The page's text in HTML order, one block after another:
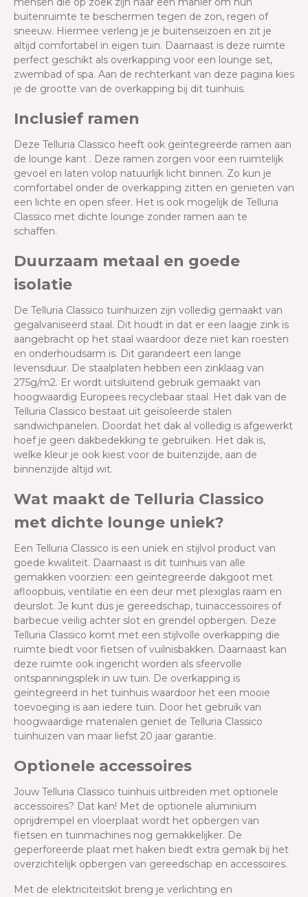
buitenruimte te beschermen tegen de zon, regen of
sneeuw. Hiermee verleng je je buitenseizoen en zit je
altijd comfortabel in eigen tuin. Daarnaast is deze ruimte
perfect geschikt als overkapping voor een lounge set,
zwembad of spa. Aan de rechterkant van deze pagina kies
je de grootte van de overkapping bij dit tuinhuis.
Inclusief ramen
Deze Telluria Classico heeft ook geïntegreerde ramen aan
de lounge kant . Deze ramen zorgen voor een ruimtelijk
gevoel en laten volop natuurlijk licht binnen. Zo kun je
comfortabel onder de overkapping zitten en genieten van
een lichte en open sfeer. Het is ook mogelijk de Telluria
Classico met dichte lounge zonder ramen aan te
schaffen.
Duurzaam metaal en goede
isolatie
De Telluria Classico tuinhuizen zijn volledig gemaakt van
gegalvaniseerd staal. Dit houdt in dat er een laagje zink is
aangebracht op het staal waardoor deze niet kan roesten
en onderhoudsarm is. Dit garandeert een lange
levensduur. De staalplaten hebben een zinklaag van
275g/m2. Er wordt uitsluitend gebruik gemaakt van
hoogwaardig Europees recyclebaar staal. Het dak van de
Telluria Classico bestaat uit geïsoleerde stalen
sandwichpanelen. Doordat het dak al volledig is afgewerkt
hoef je geen dakbedekking te gebruiken. Het dak is,
welke kleur je ook kiest voor de buitenzijde, aan de
binnenzijde altijd wit.
Wat maakt de Telluria Classico
met dichte lounge uniek?
Een Telluria Classico is een uniek en stijlvol product van
goede kwaliteit. Daarnaast is dit tuinhuis van alle
gemakken voorzien: een geïntegreerde dakgoot met
afloopbuis, ventilatie en een deur met plexiglas raam en
deurslot. Je kunt dus je gereedschap, tuinaccessoires of
barbecue veilig achter slot en grendel opbergen. Deze
Telluria Classico komt met een stijlvolle overkapping die
ruimte biedt voor fietsen of vuilnisbakken. Daarnaast kan
deze ruimte ook ingericht worden als sfeervolle
ontspanningsplek in uw tuin. De overkapping is
geïntegreerd in het tuinhuis waardoor het een mooie
toevoeging is aan iedere tuin. Door het gebruik van
hoogwaardige materialen geniet de Telluria Classico
tuinhuizen van maar liefst 20 jaar garantie.
Optionele accessoires
Jouw Telluria Classico tuinhuis uitbreiden met optionele
accessoires? Dat kan! Met de optionele aluminium
oprijdrempel en vloerplaat wordt het opbergen van
fietsen en tuinmachines nog gemakkelijker. De
geperforeerde plaat met haken biedt extra gemak bij het
overzichtelijk opbergen van gereedschap en accessoires.
Met de elektriciteitskit breng je verlichting en